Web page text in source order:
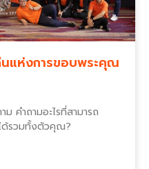
นแห่งการขอบพระคุณ
คำถามอะไรที่สามารถ
ด้รวมทั้งตัวคุณ?